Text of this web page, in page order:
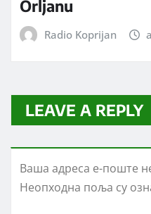
Orljanu
Radio Koprijan
LEAVE A REPLY
Ваша адреса е-поште
Неопходна поља су